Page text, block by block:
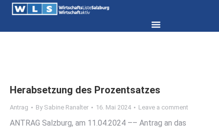
Herabsetzung des Prozentsatzes
Antrag By Sabine Ranalter 16. Mai 2024 Leave a comment
ANTRAG Salzburg, am 11.04.2024 –– Antrag an das